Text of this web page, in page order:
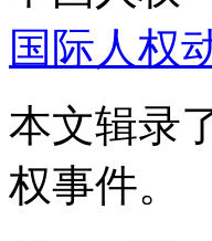
国际人权
本文辑录
权事件。